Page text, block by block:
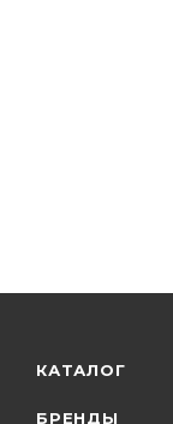
КАТАЛОГ
БРЕНДЫ